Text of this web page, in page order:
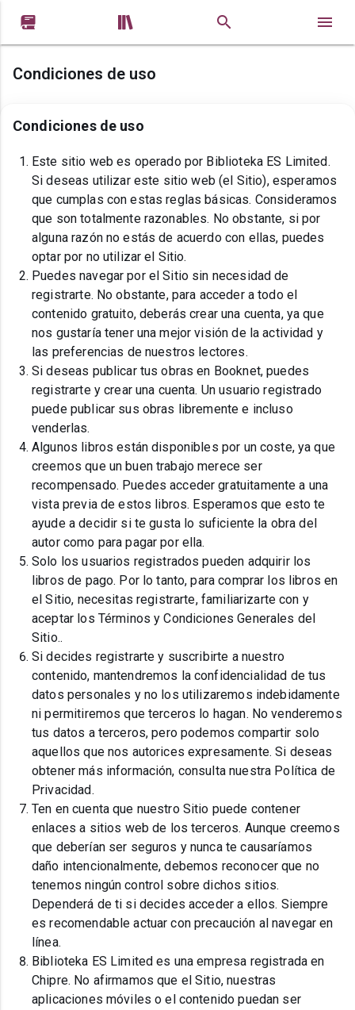
 
Condiciones de uso
Condiciones de uso
Este sitio web es operado por Biblioteka ES Limited.
Si deseas utilizar este sitio web (el Sitio), esperamos
que cumplas con estas reglas básicas. Consideramos
que son totalmente razonables. No obstante, si por
alguna razón no estás de acuerdo con ellas, puedes
optar por no utilizar el Sitio.
Puedes navegar por el Sitio sin necesidad de
registrarte. No obstante, para acceder a todo el
contenido gratuito, deberás crear una cuenta, ya que
nos gustaría tener una mejor visión de la actividad y
las preferencias de nuestros lectores.
Si deseas publicar tus obras en Booknet, puedes
registrarte y crear una cuenta. Un usuario registrado
puede publicar sus obras libremente e incluso
venderlas.
Algunos libros están disponibles por un coste, ya que
creemos que un buen trabajo merece ser
recompensado. Puedes acceder gratuitamente a una
vista previa de estos libros. Esperamos que esto te
ayude a decidir si te gusta lo suficiente la obra del
autor como para pagar por ella.
Solo los usuarios registrados pueden adquirir los
libros de pago. Por lo tanto, para comprar los libros en
el Sitio, necesitas registrarte, familiarizarte con y
aceptar los Términos y Condiciones Generales del
Sitio..
Si decides registrarte y suscribirte a nuestro
contenido, mantendremos la confidencialidad de tus
datos personales y no los utilizaremos indebidamente
ni permitiremos que terceros lo hagan. No venderemos
tus datos a terceros, pero podemos compartir solo
aquellos que nos autorices expresamente. Si deseas
obtener más información, consulta nuestra Política de
Privacidad.
Ten en cuenta que nuestro Sitio puede contener
enlaces a sitios web de los terceros. Aunque creemos
que deberían ser seguros y nunca te causaríamos
daño intencionalmente, debemos reconocer que no
tenemos ningún control sobre dichos sitios.
Dependerá de ti si decides acceder a ellos. Siempre
es recomendable actuar con precaución al navegar en
línea.
Biblioteka ES Limited es una empresa registrada en
Chipre. No afirmamos que el Sitio, nuestras
aplicaciones móviles o el contenido puedan ser